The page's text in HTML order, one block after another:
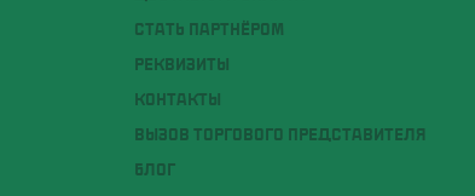
СТАТЬ ПАРТНЁРОМ
РЕКВИЗИТЫ
КОНТАКТЫ
ВЫЗОВ ТОРГОВОГО ПРЕДСТАВИТЕЛЯ
БЛОГ